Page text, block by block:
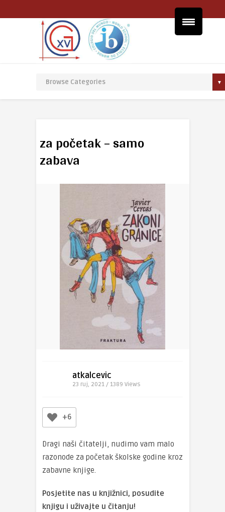
za početak – samo
zabava
atkalcevic
23 ruj, 2021 / 1389 Views
+6
Dragi naši čitatelji, nudimo vam malo
razonode za početak školske godine kroz
zabavne knjige.
Posjetite nas u knjižnici, posudite
knjigu i uživajte u čitanju!